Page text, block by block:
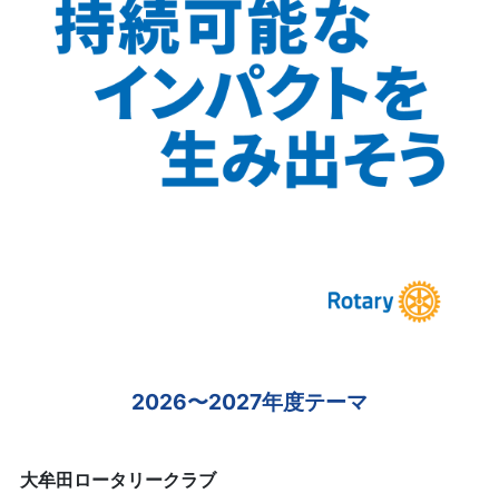
2026〜2027年度テーマ
大牟田ロータリークラブ